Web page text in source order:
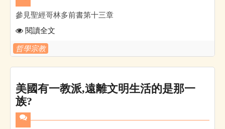
參見聖經哥林多前書第十三章
閱讀全文
哲學宗教
美國有一教派,遠離文明生活的是那一
族?